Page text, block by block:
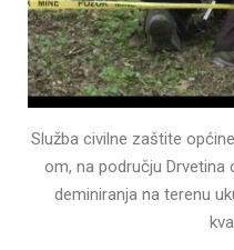
Služba civilne zaštite
om, na području Drvetina
deminiranja na terenu